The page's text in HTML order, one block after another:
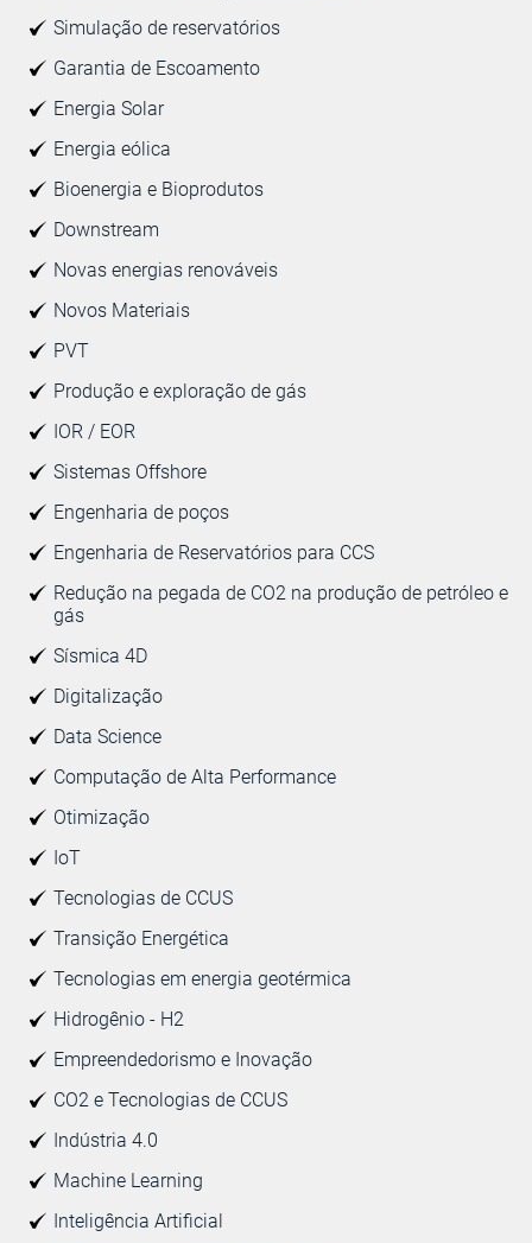
Simulação de reservatórios
Garantia de Escoamento
Energia Solar
Energia eólica
Bioenergia e Bioprodutos
Downstream
Novas energias renováveis
Novos Materiais
PVT
Produção e exploração de gás
IOR / EOR
Sistemas Offshore
Engenharia de poços
Engenharia de Reservatórios para CCS
Redução na pegada de CO2 na produção de petróleo e
gás
Sísmica 4D
Digitalização
Data Science
Computação de Alta Performance
Otimização
IoT
Tecnologias de CCUS
Transição Energética
Tecnologias em energia geotérmica
Hidrogênio - H2
Empreendedorismo e Inovação
CO2 e Tecnologias de CCUS
Indústria 4.0
Machine Learning
Inteligência Artificial